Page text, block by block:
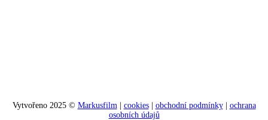
Vytvořeno 2025 © Markusfilm| cookies| obchodní podmínky| ochrana
osobních údajů